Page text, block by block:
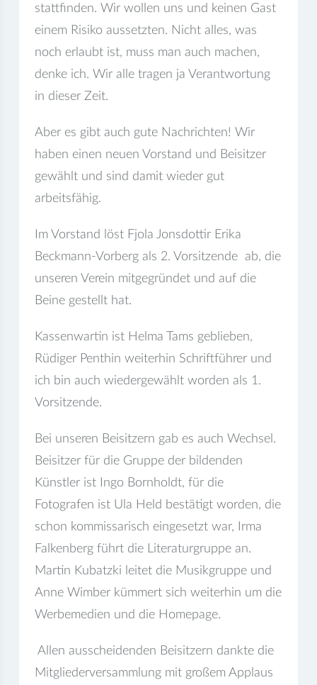
stattfinden. Wir wollen uns und keinen Gast
einem Risiko aussetzten. Nicht alles, was
noch erlaubt ist, muss man auch machen,
denke ich. Wir alle tragen ja Verantwortung
in dieser Zeit.
Aber es gibt auch gute Nachrichten! Wir
haben einen neuen Vorstand und Beisitzer
gewählt und sind damit wieder gut
arbeitsfähig.
Im Vorstand löst Fjola Jonsdottir Erika
Beckmann-Vorberg als 2. Vorsitzende ab, die
unseren Verein mitgegründet und auf die
Beine gestellt hat.
Kassenwartin ist Helma Tams geblieben,
Rüdiger Penthin weiterhin Schriftführer und
ich bin auch wiedergewählt worden als 1.
Vorsitzende.
Bei unseren Beisitzern gab es auch Wechsel.
Beisitzer für die Gruppe der bildenden
Künstler ist Ingo Bornholdt, für die
Fotografen ist Ula Held bestätigt worden, die
schon kommissarisch eingesetzt war, Irma
Falkenberg führt die Literaturgruppe an.
Martin Kubatzki leitet die Musikgruppe und
Anne Wimber kümmert sich weiterhin um die
Werbemedien und die Homepage.
Allen ausscheidenden Beisitzern dankte die
Mitgliederversammlung mit großem Applaus